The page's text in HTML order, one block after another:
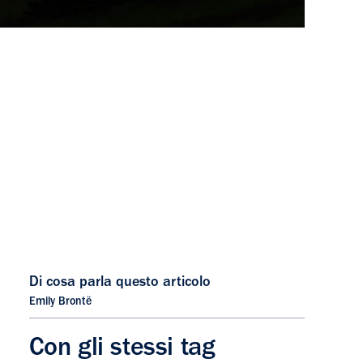
Di cosa parla questo articolo
Emily Brontë
Con gli stessi tag